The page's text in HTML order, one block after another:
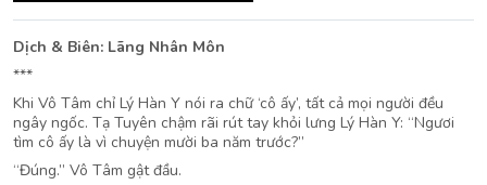
Dịch & Biên: Lãng Nhân Môn
***
Khi Vô Tâm chỉ Lý Hàn Y nói ra chữ ‘cô ấy’, tất cả mọi người đều
ngây ngốc. Tạ Tuyên chậm rãi rút tay khỏi lưng Lý Hàn Y: “Ngươi
tìm cô ấy là vì chuyện mười ba năm trước?”
“Đúng.” Vô Tâm gật đầu.